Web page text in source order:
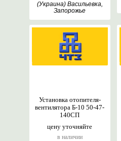
(Украина) Васильевка,
Запорожье
цену уточняйте
в наличии
Установка отопителя-
вентилятора Б-10 50-47-
140СП